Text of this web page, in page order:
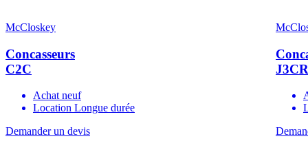
McCloskey
Concasseurs
C2C
Achat neuf
Location Longue durée
Demander un devis